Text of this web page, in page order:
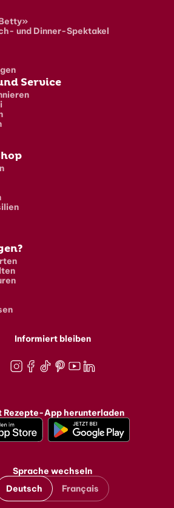
und Dinner-Spektakel
Service
Informiert bleiben
Rezepte-App herunterladen
Sprache wechseln
Deutsch
Français